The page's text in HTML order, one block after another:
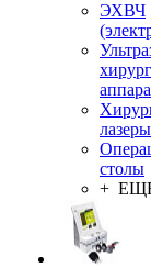
ЭХВЧ
лазеры
столы
+